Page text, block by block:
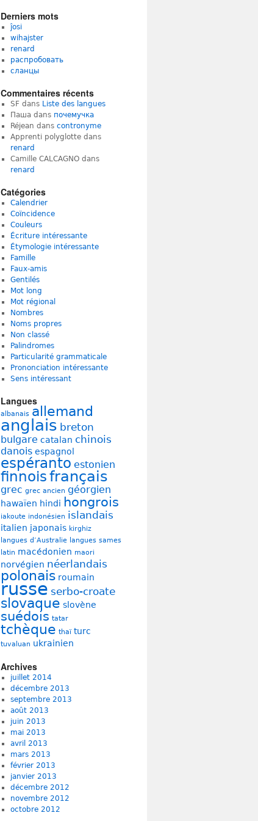
Derniers mots
ĵosi
wihajster
renard
распробовать
сланцы
Commentaires récents
SFdans Liste des langues
Пашаdans почемучка
Réjean dans contronyme
Apprenti polyglottedans
renard
Camille CALCAGNOdans
renard
Catégories
Calendrier
Coïncidence
Couleurs
Écriture intéressante
Étymologie intéressante
Famille
Faux-amis
Gentilés
Mot long
Mot régional
Nombres
Noms propres
Non classé
Palindromes
Particularité grammaticale
Prononciation intéressante
Sens intéressant
Langues
albanais allemand
anglais breton
bulgare catalan chinois
danois espagnol
espéranto estonien
finnoisfrançais
grec grec ancien géorgien
hawaïen hindi hongrois
iakoute indonésien islandais
italien japonais kirghiz
langues d’Australie langues sames
latin macédonien maori
norvégien néerlandais
polonais roumain
russe serbo-croate
slovaque slovène
suédois tatar
tchèque thaï turc
tuvaluan ukrainien
Archives
juillet 2014
décembre 2013
septembre 2013
août 2013
juin 2013
mai 2013
avril 2013
mars 2013
février 2013
janvier 2013
décembre 2012
novembre 2012
octobre 2012